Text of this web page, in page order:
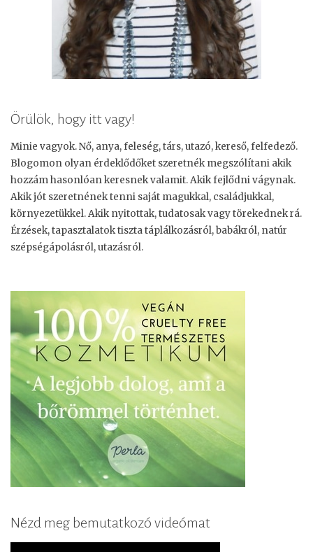
Örülök, hogy itt vagy!
Minie vagyok. Nő, anya, feleség, társ, utazó, kereső, felfedező.
Blogomon olyan érdeklődőket szeretnék megszólítani akik
hozzám hasonlóan keresnek valamit. Akik fejlődni vágynak.
Akik jót szeretnének tenni saját magukkal, családjukkal,
környezetükkel. Akik nyitottak, tudatosak vagy törekednek rá.
Érzések, tapasztalatok tiszta táplálkozásról, babákról, natúr
szépségápolásról, utazásról.
Nézd meg bemutatkozó videómat